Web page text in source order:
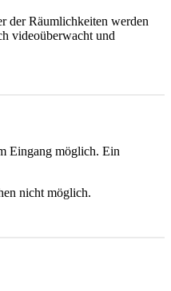
der Räumlichkeiten werden
videoüberwacht und
Eingang möglich. Ein
nicht möglich.